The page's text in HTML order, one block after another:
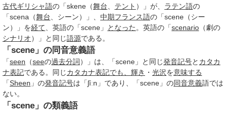
古代ギリシャ語の「skene（舞台 テント ）」が、 ラテン語の
「scena（舞台 、シーン）」、 中期フランス語の「scene（シー
ン）」を経て 、英語の「scene」 となった 。英語の「scenario （劇の
シナリオ）」と同じ語源である。
「scene」の同音意義語
「seen （seeの過去分詞）」は、「scene」と同じ発音記号と カタカ
ナ表記である。同じカタカナ表記でも、 輝き ・ 光沢を意味する
「Sheen 」の発音記号は「ʃíːn」であり、「scene」の同音意義語では
ない。
「scene」の類義語